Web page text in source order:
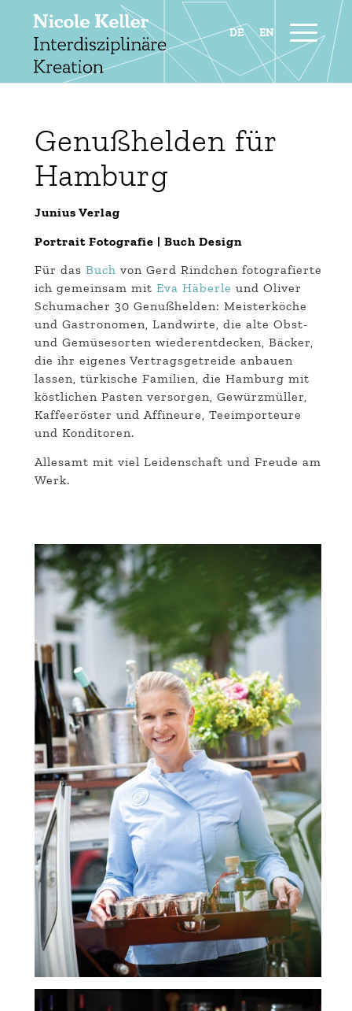
Genußhelden für
Hamburg
Junius Verlag
Portrait Fotografie | Buch Design
Für das Buch von Gerd Rindchen fotografierte
ich gemeinsam mit Eva Häberle und Oliver
Schumacher 30 Genußhelden: Meisterköche
und Gastronomen, Landwirte, die alte Obst-
und Gemüsesorten wiederentdecken, Bäcker,
die ihr eigenes Vertragsgetreide anbauen
lassen, türkische Familien, die Hamburg mit
köstlichen Pasten versorgen, Gewürzmüller,
Kaffeeröster und Affineure, Teeimporteure
und Konditoren.
Allesamt mit viel Leidenschaft und Freude am
Werk.